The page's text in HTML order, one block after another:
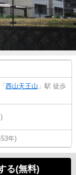
「 西山天王山 」駅 徒歩
年)
る(無料)